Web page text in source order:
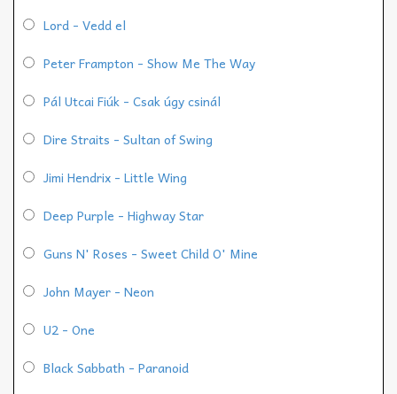
Lord - Vedd el
Peter Frampton - Show Me The Way
Pál Utcai Fiúk - Csak úgy csinál
Dire Straits - Sultan of Swing
Jimi Hendrix - Little Wing
Deep Purple - Highway Star
Guns N' Roses - Sweet Child O' Mine
John Mayer - Neon
U2 - One
Black Sabbath - Paranoid